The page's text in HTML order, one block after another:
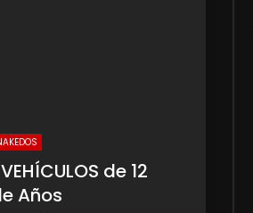
de 12
Años